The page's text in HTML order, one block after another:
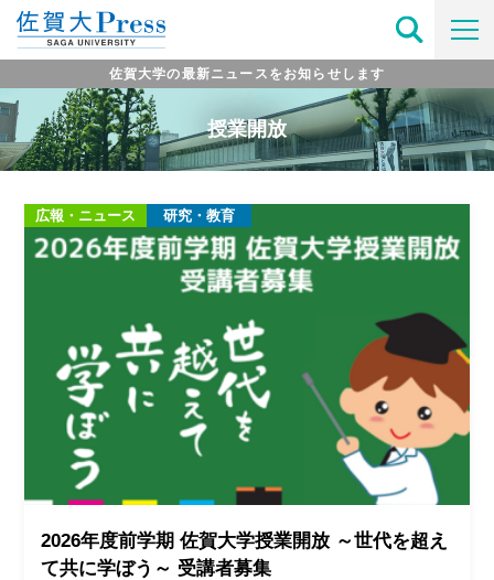
佐賀大学の最新ニュースをお知らせします
授業開放
広報・ニュース 研究・教育
2026年度前学期 佐賀大学授業開放 ～世代を超え
て共に学ぼう～ 受講者募集